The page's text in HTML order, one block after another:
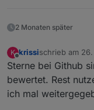
2 Monaten später
K
Offline
krissischrieb am
zuletzt editiert
Sterne bei Github
bewertet. Rest
ich mal